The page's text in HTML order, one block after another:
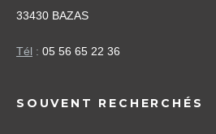
33430 BAZAS
Tél : 05 56 65 22 36
SOUVENT RECHERCHÉS